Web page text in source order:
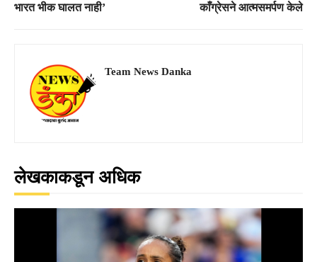
भारत भीक घालत नाही’
काँग्रेसने आत्मसमर्पण केले
Team News Danka
लेखकाकडून अधिक